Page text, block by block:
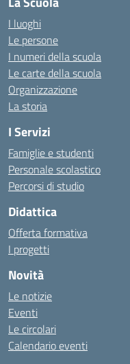
I luoghi
Le persone
I numeri della scuola
Le carte della scuola
Organizzazione
La storia
I Servizi
Famiglie e studenti
Personale scolastico
Percorsi di studio
Didattica
Offerta formativa
I progetti
Novità
Le notizie
Eventi
Le circolari
Calendario eventi